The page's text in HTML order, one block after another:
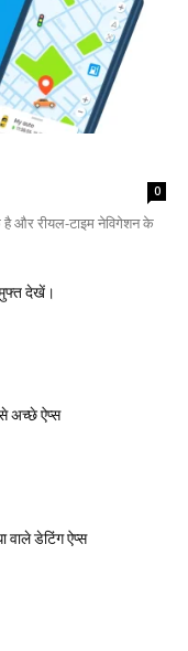
0
है और रीयल-टाइम नेविगेशन के
देखें।
अच्छे ऐप्स
वाले डेटिंग ऐप्स